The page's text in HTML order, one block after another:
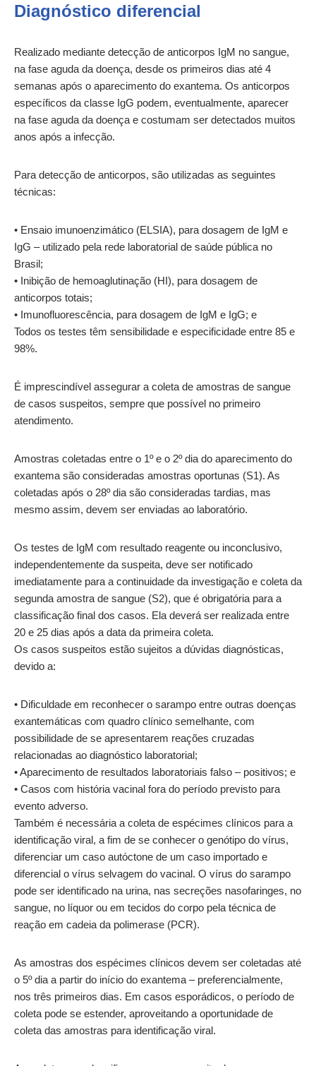
Diagnóstico diferencial
Realizado mediante detecção de anticorpos IgM no sangue,
na fase aguda da doença, desde os primeiros dias até 4
semanas após o aparecimento do exantema. Os anticorpos
específicos da classe IgG podem, eventualmente, aparecer
na fase aguda da doença e costumam ser detectados muitos
anos após a infecção.
Para detecção de anticorpos, são utilizadas as seguintes
técnicas:
• Ensaio imunoenzimático (ELSIA), para dosagem de IgM e
IgG – utilizado pela rede laboratorial de saúde pública no
Brasil;
• Inibição de hemoaglutinação (HI), para dosagem de
anticorpos totais;
• Imunofluorescência, para dosagem de IgM e IgG; e
Todos os testes têm sensibilidade e especificidade entre 85 e
98%.
É imprescindível assegurar a coleta de amostras de sangue
de casos suspeitos, sempre que possível no primeiro
atendimento.
Amostras coletadas entre o 1º e o 2º dia do aparecimento do
exantema são consideradas amostras oportunas (S1). As
coletadas após o 28º dia são consideradas tardias, mas
mesmo assim, devem ser enviadas ao laboratório.
Os testes de IgM com resultado reagente ou inconclusivo,
independentemente da suspeita, deve ser notificado
imediatamente para a continuidade da investigação e coleta da
segunda amostra de sangue (S2), que é obrigatória para a
classificação final dos casos. Ela deverá ser realizada entre
20 e 25 dias após a data da primeira coleta.
Os casos suspeitos estão sujeitos a dúvidas diagnósticas,
devido a:
• Dificuldade em reconhecer o sarampo entre outras doenças
exantemáticas com quadro clínico semelhante, com
possibilidade de se apresentarem reações cruzadas
relacionadas ao diagnóstico laboratorial;
• Aparecimento de resultados laboratoriais falso – positivos; e
• Casos com história vacinal fora do período previsto para
evento adverso.
Também é necessária a coleta de espécimes clínicos para a
identificação viral, a fim de se conhecer o genótipo do vírus,
diferenciar um caso autóctone de um caso importado e
diferencial o vírus selvagem do vacinal. O vírus do sarampo
pode ser identificado na urina, nas secreções nasofaringes, no
sangue, no líquor ou em tecidos do corpo pela técnica de
reação em cadeia da polimerase (PCR).
As amostras dos espécimes clínicos devem ser coletadas até
o 5º dia a partir do início do exantema – preferencialmente,
nos três primeiros dias. Em casos esporádicos, o período de
coleta pode se estender, aproveitando a oportunidade de
coleta das amostras para identificação viral.